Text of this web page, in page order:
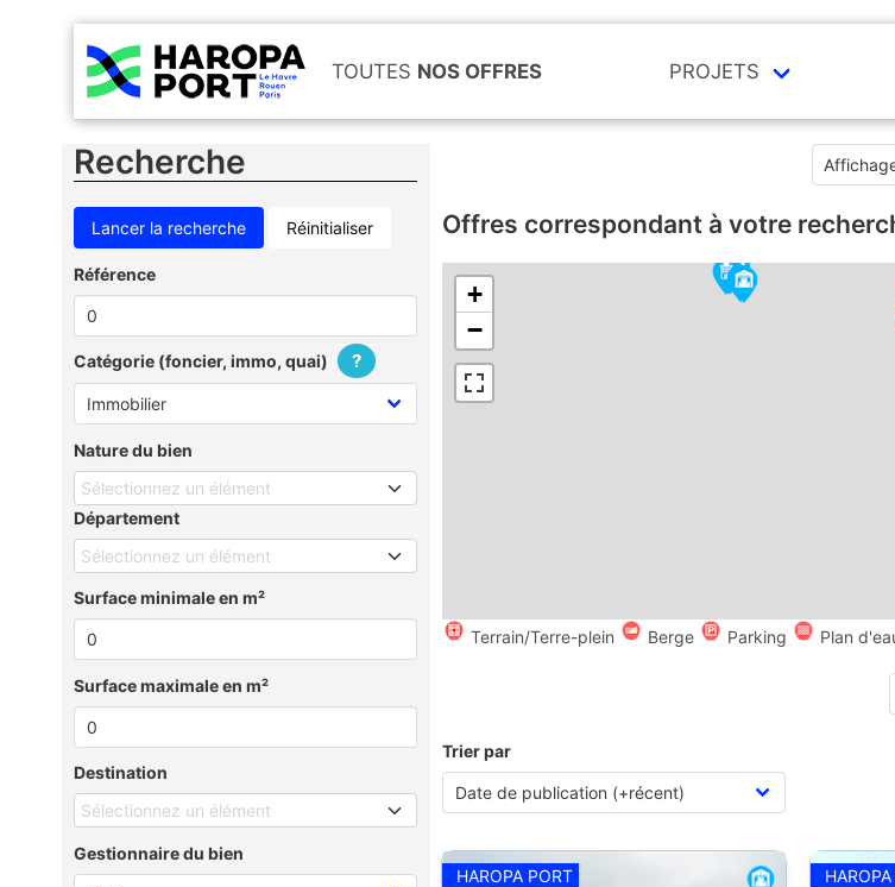
TOUTES NOS OFFRES PROJETS
Recherche
Réinitialiser
Référence
Catégorie (foncier, immo, quai) ?
Nature du bien
Sélectionnez un élément
Département
Sélectionnez un élément
Surface minimale en m²
Surface maximale en m²
Destination
Sélectionnez un élément
Gestionnaire du bien
Offres correspondant à votre
+
−
Terrain/Terre-plein Berge Parking Plan
Trier par
HAROPA PORT